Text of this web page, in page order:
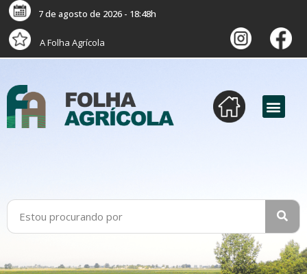
7 de agosto de 2026 - 18:48h
A Folha Agrícola